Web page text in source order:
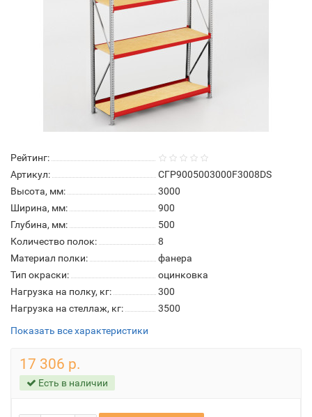
Рейтинг:
Артикул:
СГР9005003000F3008DS
Высота, мм:
3000
Ширина, мм:
900
Глубина, мм:
500
Количество полок:
8
Материал полки:
фанера
Тип окраски:
оцинковка
Нагрузка на полку, кг:
300
Нагрузка на стеллаж, кг:
3500
Показать все характеристики
17 306 р.
Есть в наличии